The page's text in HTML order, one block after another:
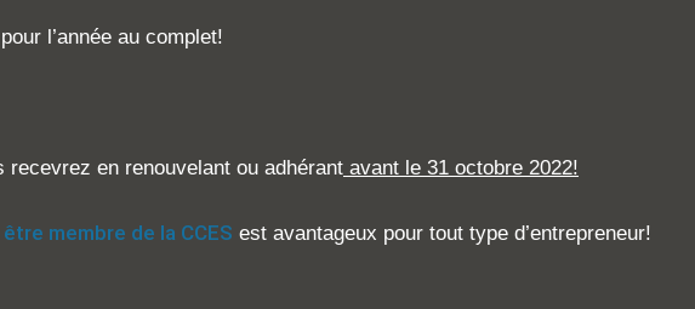
pour l’année au complet!
en renouvelant ou adhérant avant le 31 octobre 2022!
membre de la CCES est avantageux pour tout type d’entrepreneur!